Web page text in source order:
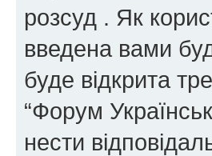
розсуд . Як
введена вами
буде відкрита
“Форум
нести